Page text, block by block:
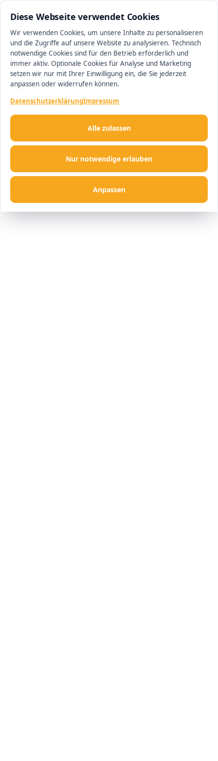
Diese Webseite verwendet Cookies
Wir verwenden Cookies, um unsere Inhalte zu personalisieren
und die Zugriffe auf unsere Website zu analysieren. Technisch
notwendige Cookies sind für den Betrieb erforderlich und
immer aktiv. Optionale Cookies für Analyse und Marketing
setzen wir nur mit Ihrer Einwilligung ein, die Sie jederzeit
anpassen oder widerrufen können.
DatenschutzerklärungImpressum
Nur notwendige erlauben
Anpassen
Alle zulassen